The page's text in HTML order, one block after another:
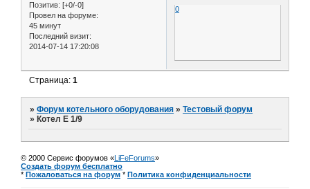
Позитив: [+0/-0]
Провел на форуме:
45 минут
Последний визит:
2014-07-14 17:20:08
0
Страница:1
»Форум котельного оборудования »Тестовый форум
»Котел Е 1/9
© 2000 Сервис форумов «LiFeForums»
Создать форум бесплатно
* Пожаловаться на форум * Политика конфиденциальности